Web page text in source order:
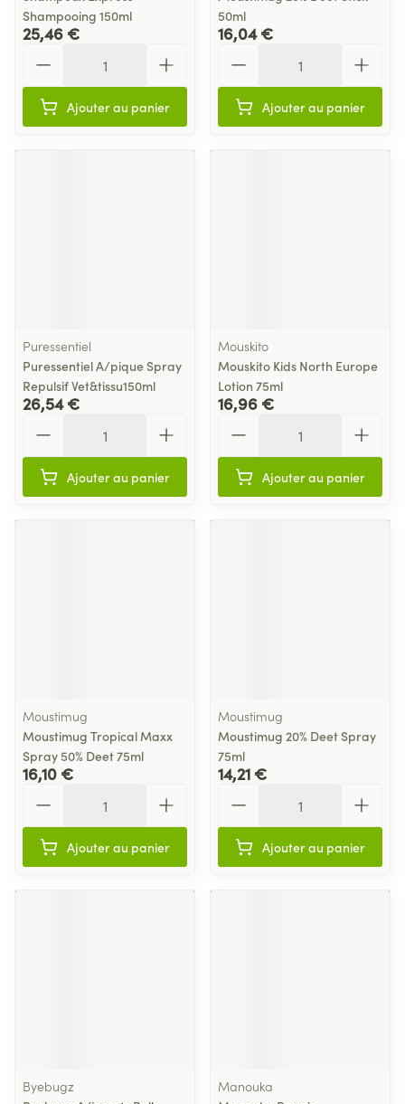
Shampooing 150ml
25,46 €
Ajouter au panier
50ml
16,04 €
Ajouter au panier
Puressentiel
Puressentiel A/pique Spray
Repulsif Vet&tissu150ml
26,54 €
Ajouter au panier
Mouskito
Mouskito Kids North Europe
Lotion 75ml
16,96 €
Ajouter au panier
Moustimug
Moustimug Tropical Maxx
Spray 50% Deet 75ml
16,10 €
Ajouter au panier
Moustimug
Moustimug 20% Deet Spray
75ml
14,21 €
Ajouter au panier
Byebugz
Manouka